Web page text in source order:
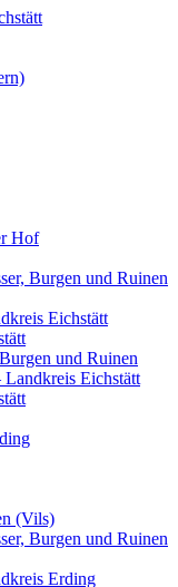
Hof
Burgen und Ruinen
Eichstätt
und Ruinen
Eichstätt
(Vils)
Burgen und Ruinen
Erding